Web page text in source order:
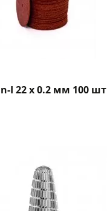
I 22 x 0.2 мм 100 шт